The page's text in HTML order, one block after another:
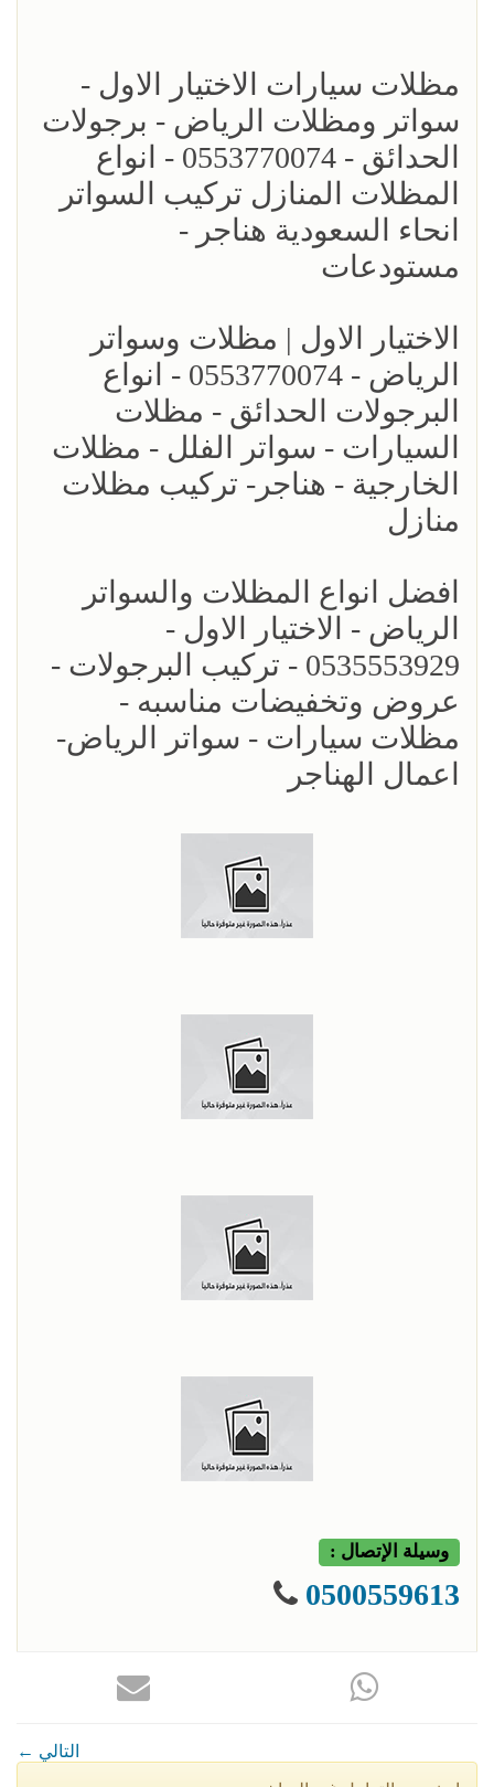
مظلات سيارات الاختيار الاول -
سواتر ومظلات الرياض - برجولات
الحدائق - 0553770074 - انواع
المظلات المنازل تركيب السواتر
انحاء السعودية هناجر -
مستودعات
الاختيار الاول | مظلات وسواتر
الرياض - 0553770074 - انواع
البرجولات الحدائق - مظلات
السيارات - سواتر الفلل - مظلات
الخارجية - هناجر- تركيب مظلات
منازل
افضل انواع المظلات والسواتر
الرياض - الاختيار الاول -
0535553929 - تركيب البرجولات -
عروض وتخفيضات مناسبه -
مظلات سيارات - سواتر الرياض-
اعمال الهناجر
وسيلة الإتصال :
0500559613
← التالي